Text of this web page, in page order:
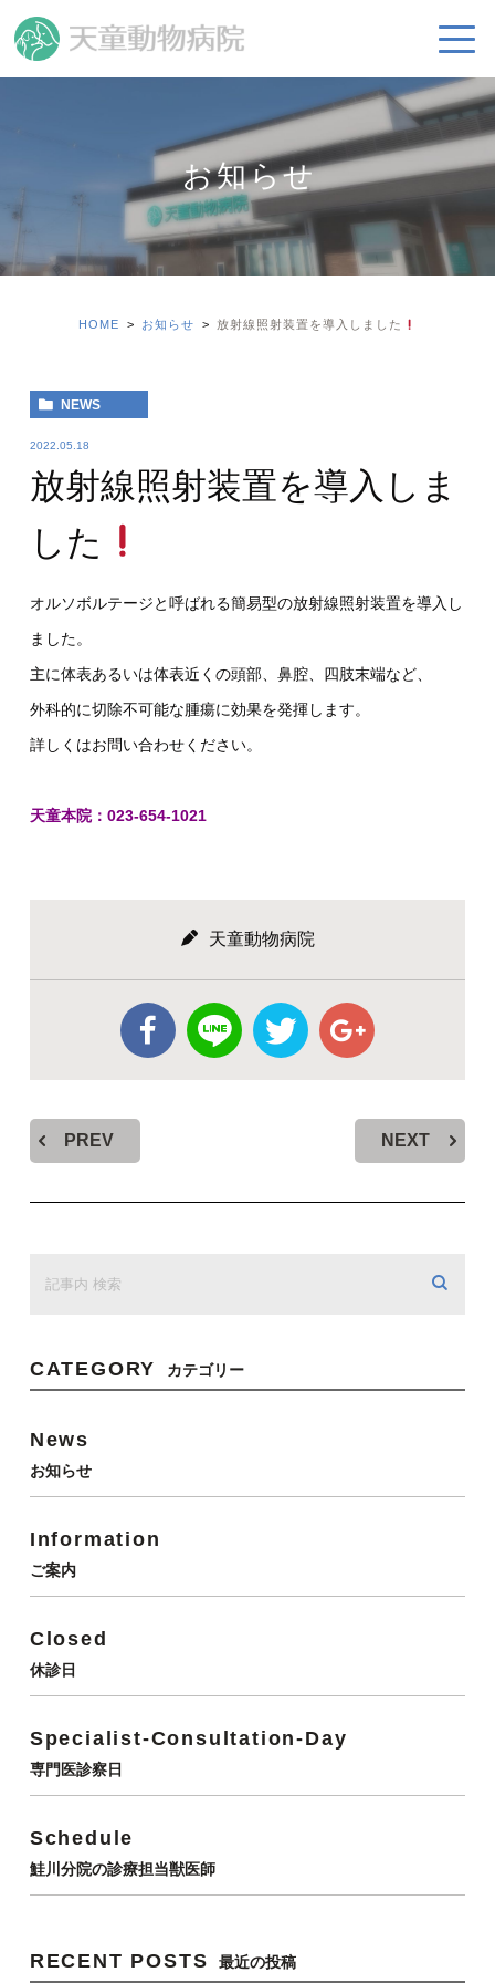
お知らせ
HOME お知らせ 放射線照射装置を導入しました
NEWS
2022.05.18
放射線照射装置を導入しま
した
オルソボルテージと呼ばれる簡易型の放射線照射装置を導入し
ました。
主に体表あるいは体表近くの頭部、鼻腔、四肢末端など、
外科的に切除不可能な腫瘍に効果を発揮します。
詳しくはお問い合わせください。
天童本院：023-654-1021
天童動物病院
PREV NEXT
CATEGORY カテゴリー
News
お知らせ
Information
ご案内
Closed
休診日
Specialist-Consultation-Day
専門医診察日
Schedule
鮭川分院の診療担当獣医師
RECENT POSTS 最近の投稿